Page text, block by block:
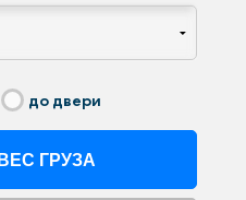
до двери
ГРУЗА